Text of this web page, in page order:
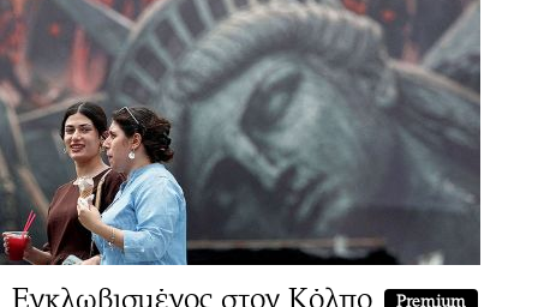
Εγκλωβισμένος στον Κόλπο Premium